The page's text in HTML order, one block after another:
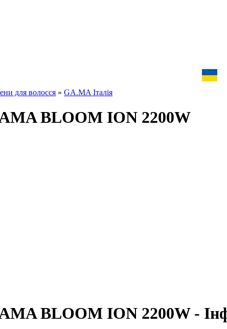
для волосся » GA.MA Італія
BLOOM ION 2200W
BLOOM ION 2200W -